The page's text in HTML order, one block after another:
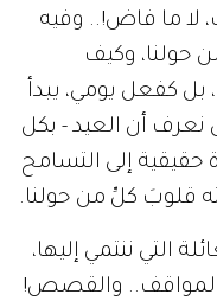
لا ما فاض!.. وفيه
حولنا، وكيف
بل كفعل يومي، يبدأ
نعرف أن العيد - بكل
إلى التسامح
قلوبَ كلِّ من حولنا.
التي ننتمي إليها،
والمواقف.. والقصص!